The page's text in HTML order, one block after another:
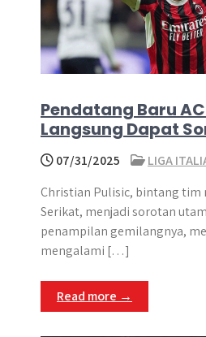
Pendatang Baru
Langsung Dapat
07/31/2025
LIGA
Christian Pulisic, bintang tim
Serikat, menjadi sorotan
penampilan gemilangnya,
mengalami […]
Read more →